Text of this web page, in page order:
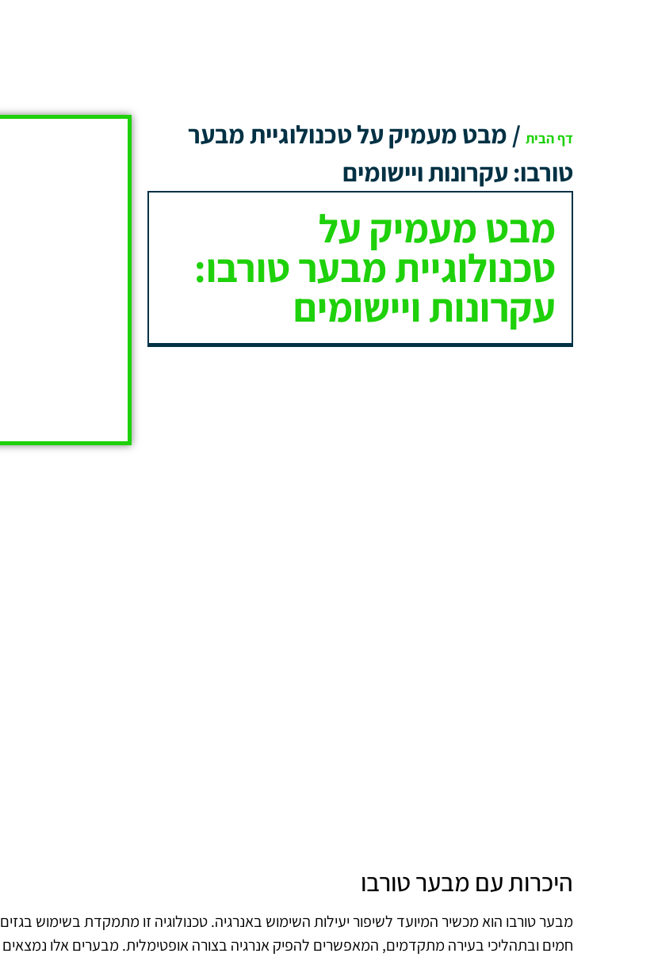
דף הבית /מבט מעמיק על טכנולוגיית מבער
טורבו: עקרונות ויישומים
מבט מעמיק על
טכנולוגיית מבער טורבו:
עקרונות ויישומים
היכרות עם מבער טורבו
מבער טורבו הוא מכשיר המיועד לשיפור יעילות השימוש באנרגיה. טכנולוגיה זו מתמקדת בשימוש בגזים
חמים ובתהליכי בעירה מתקדמים, המאפשרים להפיק אנרגיה בצורה אופטימלית. מבערים אלו נמצאים